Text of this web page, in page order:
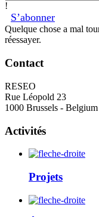
!
S’abonner
Quelque chose a mal
réessayer.
Contact
RESEO
Rue Léopold 23
1000 Brussels - Belgium
Activités
Projets